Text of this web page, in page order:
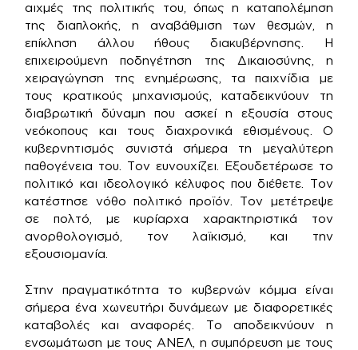
αιχμές της πολιτικής του, όπως η καταπολέμηση
της διαπλοκής, η αναβάθμιση των θεσμών, η
επίκληση άλλου ήθους διακυβέρνησης. Η
επιχειρούμενη ποδηγέτηση της Δικαιοσύνης, η
χειραγώγηση της ενημέρωσης, τα παιχνίδια με
τους κρατικούς μηχανισμούς, καταδεικνύουν τη
διαβρωτική δύναμη που ασκεί η εξουσία στους
νεόκοπους και τους διαχρονικά εθισμένους. Ο
κυβερνητισμός συνιστά σήμερα τη μεγαλύτερη
παθογένεια του. Τον ευνουχίζει. Εξουδετέρωσε το
πολιτικό και ιδεολογικό κέλυφος που διέθετε. Τον
κατέστησε νόθο πολιτικό προϊόν. Τον μετέτρεψε
σε πολτό, με κυρίαρχα χαρακτηριστικά τον
ανορθολογισμό, τον λαϊκισμό, και την
εξουσιομανία.
Στην πραγματικότητα το κυβερνών κόμμα είναι
σήμερα ένα χωνευτήρι δυνάμεων με διαφορετικές
καταβολές και αναφορές. Το αποδεικνύουν η
ενσωμάτωση με τους ΑΝΕΛ, η συμπόρευση με τους